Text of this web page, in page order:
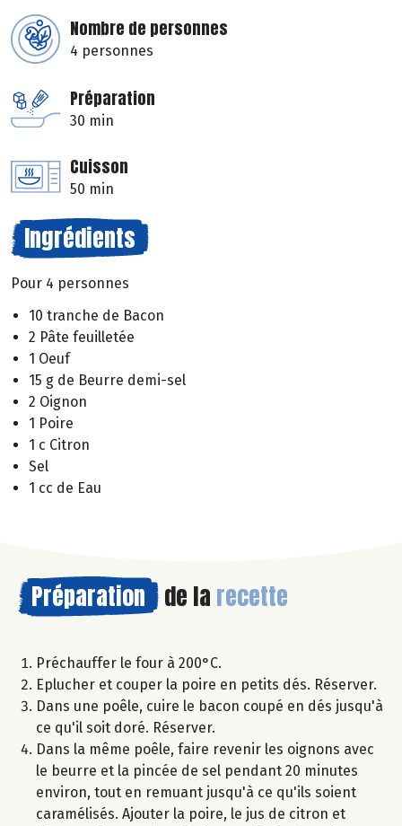
Nombre de personnes
4 personnes
Préparation
30 min
Cuisson
50 min
Ingrédients
Pour 4 personnes
10 tranche de Bacon
2 Pâte feuilletée
1 Oeuf
15 g de Beurre demi-sel
2 Oignon
1 Poire
1 c Citron
Sel
1 cc de Eau
Préparation de la recette
Préchauffer le four à 200°C.
Eplucher et couper la poire en petits dés. Réserver.
Dans une poêle, cuire le bacon coupé en dés jusqu'à
ce qu'il soit doré. Réserver.
Dans la même poêle, faire revenir les oignons avec
le beurre et la pincée de sel pendant 20 minutes
environ, tout en remuant jusqu'à ce qu'ils soient
caramélisés. Ajouter la poire, le jus de citron et